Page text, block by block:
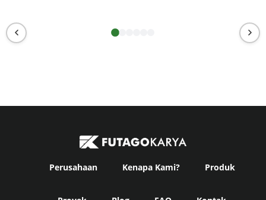
Perusahaan Kenapa Kami? Produk